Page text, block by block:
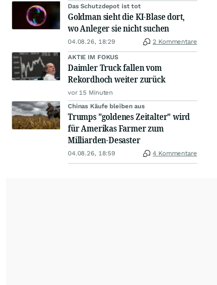
Das Schutzdepot ist tot
Goldman sieht die KI-Blase dort,
wo Anleger sie nicht suchen
04.08.26, 18:29 2 Kommentare
AKTIE IM FOKUS
Daimler Truck fallen vom
Rekordhoch weiter zurück
vor 15 Minuten
Chinas Käufe bleiben aus
Trumps "goldenes Zeitalter" wird
für Amerikas Farmer zum
Milliarden-Desaster
04.08.26, 18:59 4 Kommentare